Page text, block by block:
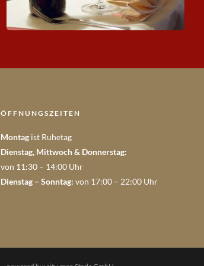
ÖFFNUNGSZEITEN
Montag ist Ruhetag
Dienstag, Mittwoch & Donnerstag:
von 11:30 – 14:00 Uhr
Dienstag – Sonntag: von 17:00 – 22:00 Uhr